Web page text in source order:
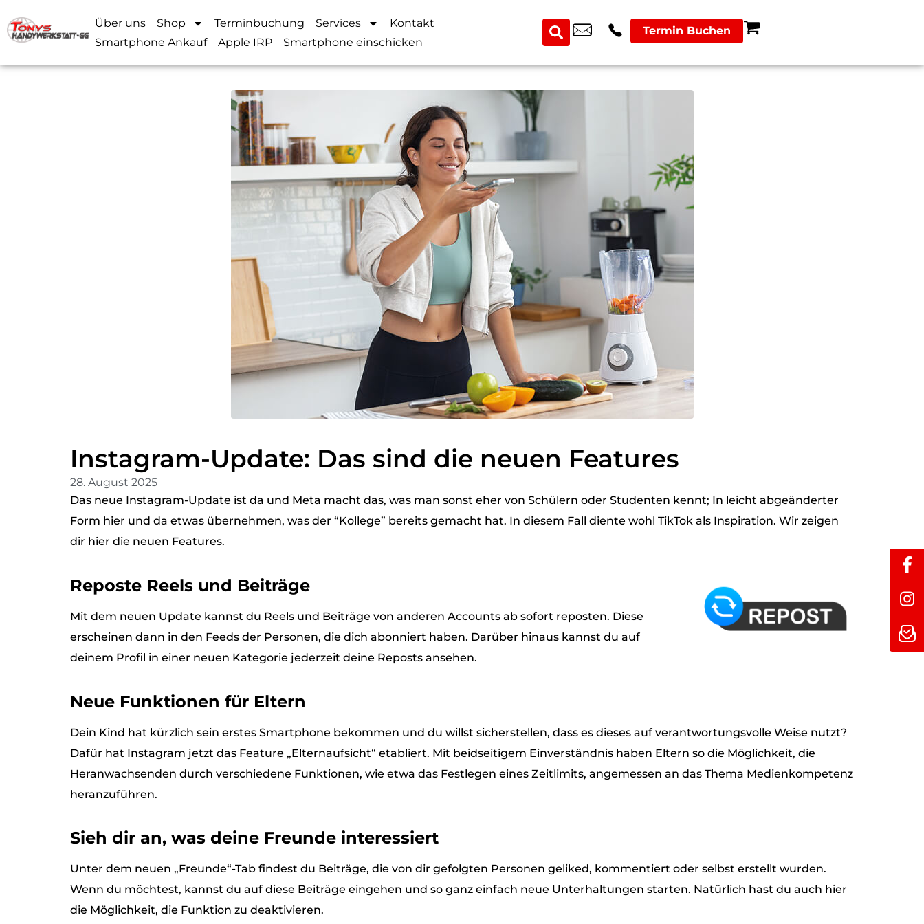
Über uns Shop Terminbuchung Services
Kontakt
Smartphone Ankauf
Apple IRP Smartphone einschicken
Termin Buchen
Instagram-Update: Das sind die neuen Features
28. August 2025
Das neue Instagram-Update ist da und Meta macht das, was man sonst eher von Schülern oder Studenten kennt; In leicht abgeänderter
Form hier und da etwas übernehmen, was der “Kollege” bereits gemacht hat. In diesem Fall diente wohl TikTok als Inspiration. Wir zeigen
dir hier die neuen Features.
Reposte Reels und Beiträge
Mit dem neuen Update kannst du Reels und Beiträge von anderen Accounts ab sofort reposten. Diese
erscheinen dann in den Feeds der Personen, die dich abonniert haben. Darüber hinaus kannst du auf
deinem Profil in einer neuen Kategorie jederzeit deine Reposts ansehen.
Neue Funktionen für Eltern
Dein Kind hat kürzlich sein erstes Smartphone bekommen und du willst sicherstellen, dass es dieses auf verantwortungsvolle Weise nutzt?
Dafür hat Instagram jetzt das Feature „Elternaufsicht“ etabliert. Mit beidseitigem Einverständnis haben Eltern so die Möglichkeit, die
Heranwachsenden durch verschiedene Funktionen, wie etwa das Festlegen eines Zeitlimits, angemessen an das Thema Medienkompetenz
heranzuführen.
Sieh dir an, was deine Freunde interessiert
Unter dem neuen „Freunde“-Tab findest du Beiträge, die von dir gefolgten Personen geliked, kommentiert oder selbst erstellt wurden.
Wenn du möchtest, kannst du auf diese Beiträge eingehen und so ganz einfach neue Unterhaltungen starten. Natürlich hast du auch hier
die Möglichkeit, die Funktion zu deaktivieren.